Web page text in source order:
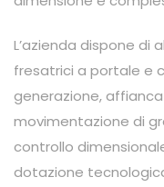
L’azienda dispone di
fresatrici a portale e
generazione,
movimentazione di
controllo
dotazione